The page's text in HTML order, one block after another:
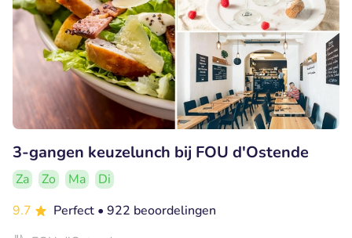
3-gangen keuzelunch bij FOU d'Ostende
Za Zo Ma
Di
9.7
Perfect • 922 beoordelingen